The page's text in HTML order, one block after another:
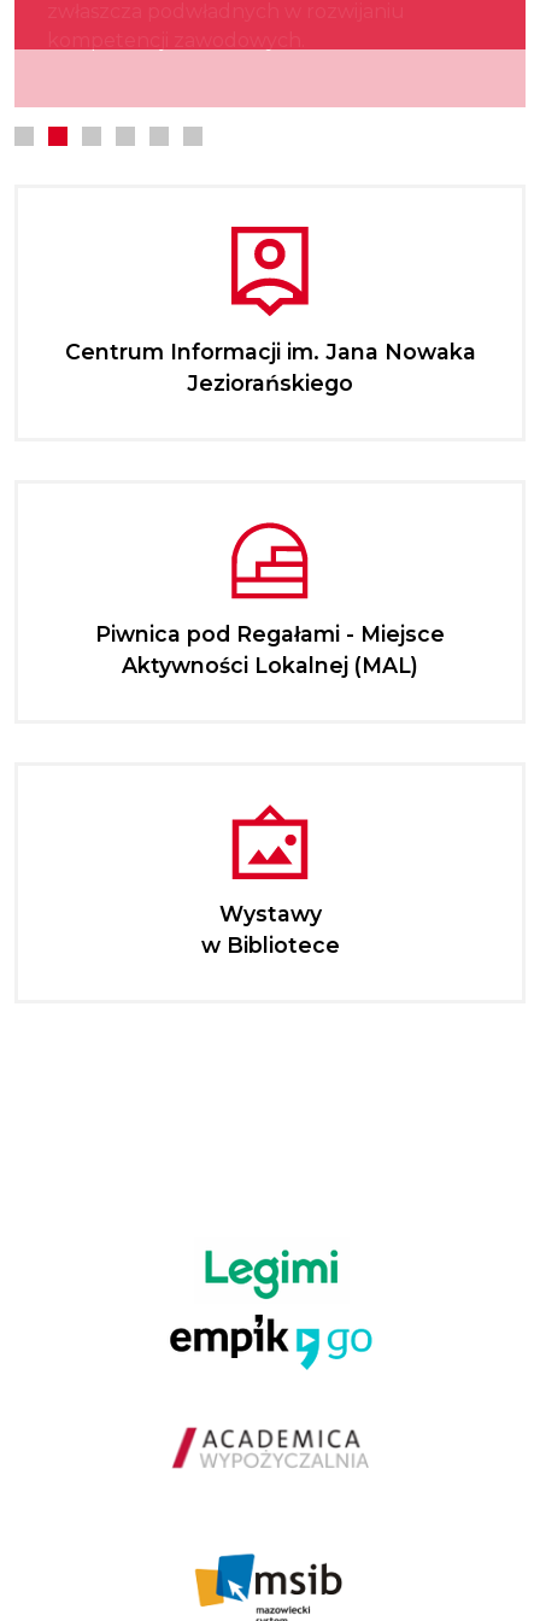
Centrum Informacji im. Jana Nowaka
Jeziorańskiego
Piwnica pod Regałami - Miejsce
Aktywności Lokalnej (MAL)
Wystawy
w Bibliotece